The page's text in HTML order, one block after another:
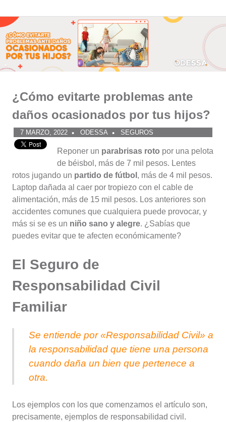
Saltar
contenido
Comunidad
ODESSA
¿Cómo evitarte problemas ante
daños ocasionados por tus hijos?
7 MARZO, 2022 ODESSA SEGUROS
Reponer un parabrisas roto por una pelota
de béisbol, más de 7 mil pesos. Lentes
rotos jugando un partido de fútbol , más de 4 mil pesos.
Laptop dañada al caer por tropiezo con el cable de
alimentación, más de 15 mil pesos. Los anteriores son
accidentes comunes que cualquiera puede provocar, y
más si se es un niño sano y alegre. ¿Sabías que
puedes evitar que te afecten económicamente?
El Seguro de
Responsabilidad Civil
Familiar
Se entiende por «Responsabilidad Civil» a
la responsabilidad que tiene una persona
cuando daña un bien que pertenece a
otra.
Los ejemplos con los que comenzamos el artículo son,
precisamente, ejemplos de responsabilidad civil.